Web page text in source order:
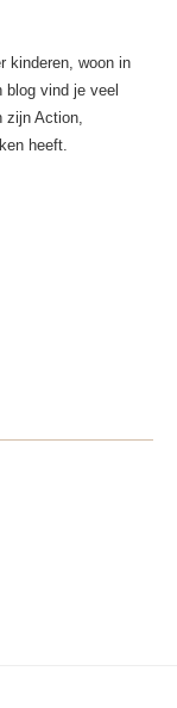
kinderen, woon in
vind je veel
zijn Action,
heeft.